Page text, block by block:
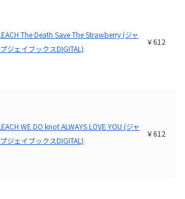
The Death Save The Strawberry (ジャ
ジェイブックスDIGITAL)
￥612
WE DO knot ALWAYS LOVE YOU (ジャ
ジェイブックスDIGITAL)
￥612